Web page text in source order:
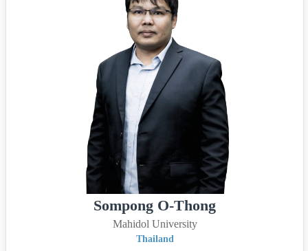
Sompong O-Thong
Mahidol University
Thailand